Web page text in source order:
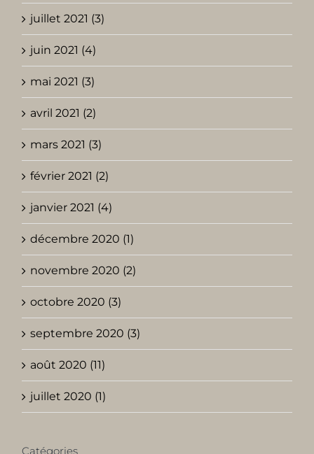
juillet 2021 (3)
juin 2021 (4)
mai 2021 (3)
avril 2021 (2)
mars 2021 (3)
février 2021 (2)
janvier 2021 (4)
décembre 2020 (1)
novembre 2020 (2)
octobre 2020 (3)
septembre 2020 (3)
août 2020 (11)
juillet 2020 (1)
Catégories